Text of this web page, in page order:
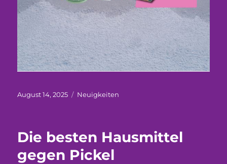
Veröffentlicht
August 14, 2025 Kategorien
Neuigkeiten
Die besten Hausmittel
gegen Pickel